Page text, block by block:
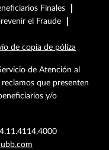
Finales
el Fraude
de copia de póliza
de Atención al
que presenten
y/o